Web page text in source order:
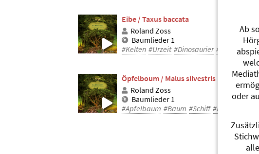
Eibe / Taxus baccata
Roland Zoss
Baumlieder 1
#Kelten #Urzeit #Dinosaurier #Baum
Öpfelboum / Malus silvestris
Roland Zoss
Baumlieder 1
#Apfelbaum #Baum #Schiff #Kelten
Ab
oder